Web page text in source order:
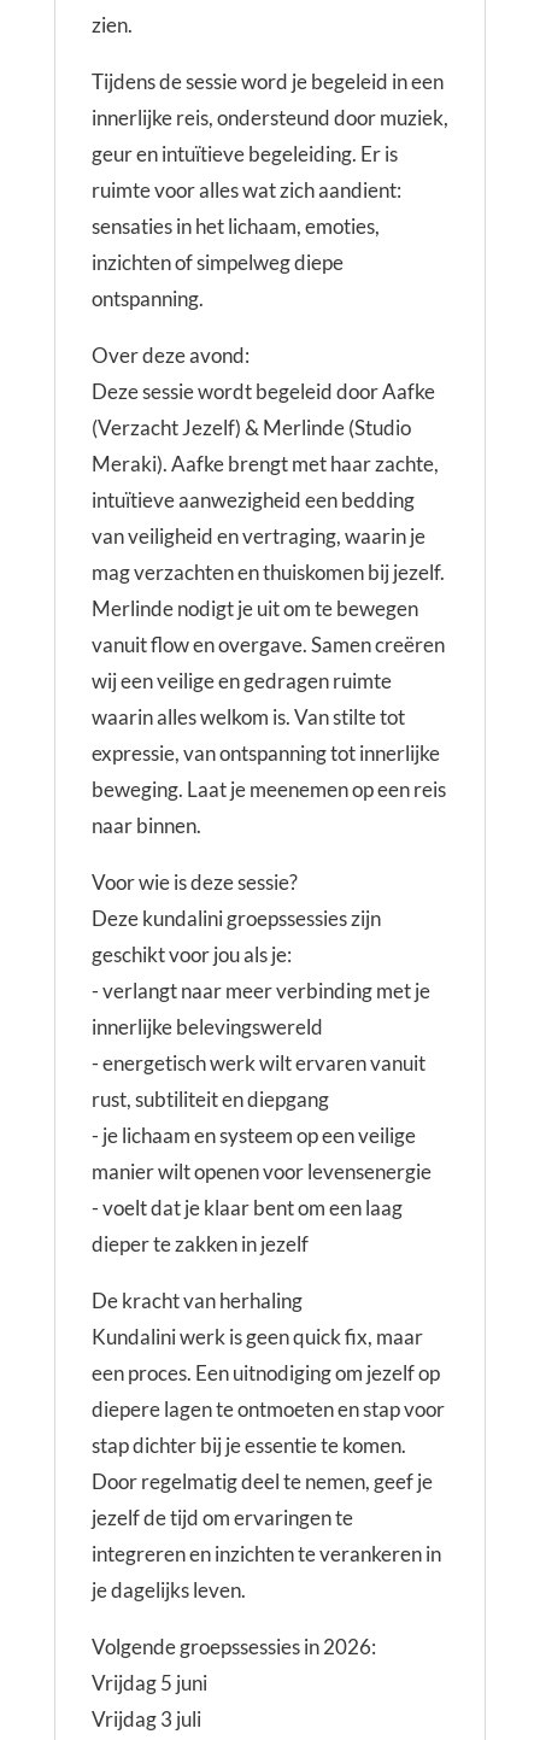
zien.
Tijdens de sessie word je begeleid in een
innerlijke reis, ondersteund door muziek,
geur en intuïtieve begeleiding. Er is
ruimte voor alles wat zich aandient:
sensaties in het lichaam, emoties,
inzichten of simpelweg diepe
ontspanning.
Over deze avond:
Deze sessie wordt begeleid door Aafke
(Verzacht Jezelf) & Merlinde (Studio
Meraki). Aafke brengt met haar zachte,
intuïtieve aanwezigheid een bedding
van veiligheid en vertraging, waarin je
mag verzachten en thuiskomen bij jezelf.
Merlinde nodigt je uit om te bewegen
vanuit flow en overgave. Samen creëren
wij een veilige en gedragen ruimte
waarin alles welkom is. Van stilte tot
expressie, van ontspanning tot innerlijke
beweging. Laat je meenemen op een reis
naar binnen.
Voor wie is deze sessie?
Deze kundalini groepssessies zijn
geschikt voor jou als je:
- verlangt naar meer verbinding met je
innerlijke belevingswereld
- energetisch werk wilt ervaren vanuit
rust, subtiliteit en diepgang
- je lichaam en systeem op een veilige
manier wilt openen voor levensenergie
- voelt dat je klaar bent om een laag
dieper te zakken in jezelf
De kracht van herhaling
Kundalini werk is geen quick fix, maar
een proces. Een uitnodiging om jezelf op
diepere lagen te ontmoeten en stap voor
stap dichter bij je essentie te komen.
Door regelmatig deel te nemen, geef je
jezelf de tijd om ervaringen te
integreren en inzichten te verankeren in
je dagelijks leven.
Volgende groepssessies in 2026:
Vrijdag 5 juni
Vrijdag 3 juli